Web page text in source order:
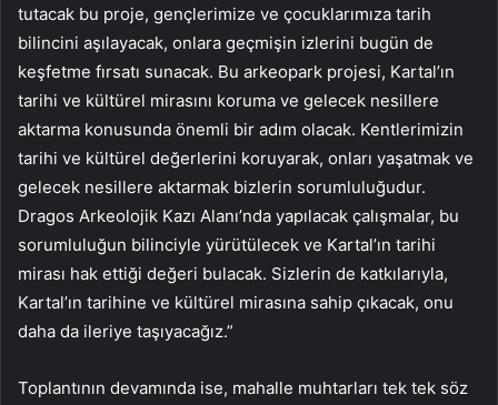
tutacak bu proje, gençlerimize ve çocuklarımıza tarih
bilincini aşılayacak, onlara geçmişin izlerini bugün de
keşfetme fırsatı sunacak. Bu arkeopark projesi, Kartal’ın
tarihi ve kültürel mirasını koruma ve gelecek nesillere
aktarma konusunda önemli bir adım olacak. Kentlerimizin
tarihi ve kültürel değerlerini koruyarak, onları yaşatmak ve
gelecek nesillere aktarmak bizlerin sorumluluğudur.
Dragos Arkeolojik Kazı Alanı’nda yapılacak çalışmalar, bu
sorumluluğun bilinciyle yürütülecek ve Kartal’ın tarihi
mirası hak ettiği değeri bulacak. Sizlerin de katkılarıyla,
Kartal’ın tarihine ve kültürel mirasına sahip çıkacak, onu
daha da ileriye taşıyacağız.”
Toplantının devamında ise, mahalle muhtarları tek tek söz